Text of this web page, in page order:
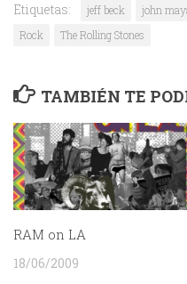
Etiquetas: jeff beck john
Rock
The Rolling Stones
TAMBIÉN TE
RAM on LA
18/06/2009